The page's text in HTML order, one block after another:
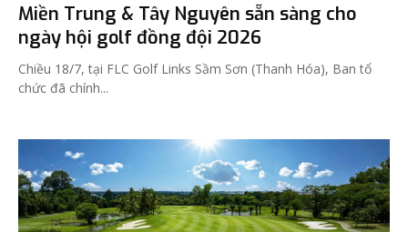
Miền Trung & Tây Nguyên sẵn sàng cho
ngày hội golf đồng đội 2026
Chiều 18/7, tại FLC Golf Links Sầm Sơn (Thanh Hóa), Ban tổ
chức đã chính...